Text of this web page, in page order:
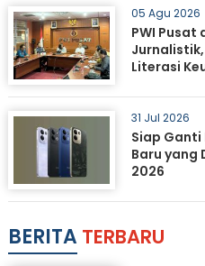
05 Agu 2026
PWI Pusat
Literasi
31 Jul 2026
Siap Ganti
Baru yang
2026
BERITA TERBARU